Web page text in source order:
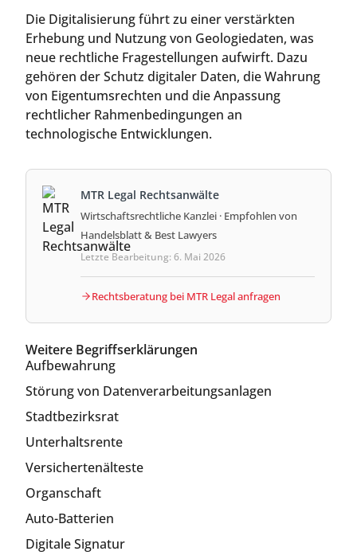
Die Digitalisierung führt zu einer verstärkten
Erhebung und Nutzung von Geologiedaten, was
neue rechtliche Fragestellungen aufwirft. Dazu
gehören der Schutz digitaler Daten, die Wahrung
von Eigentumsrechten und die Anpassung
rechtlicher Rahmenbedingungen an
technologische Entwicklungen.
MTR Legal Rechtsanwälte
Wirtschaftsrechtliche Kanzlei · Empfohlen von
Handelsblatt & Best Lawyers
Letzte Bearbeitung: 6. Mai 2026
Rechtsberatung bei MTR Legal anfragen
Weitere Begriffserklärungen
Aufbewahrung
Störung von Datenverarbeitungsanlagen
Stadtbezirksrat
Unterhaltsrente
Versichertenälteste
Organschaft
Auto-Batterien
Digitale Signatur